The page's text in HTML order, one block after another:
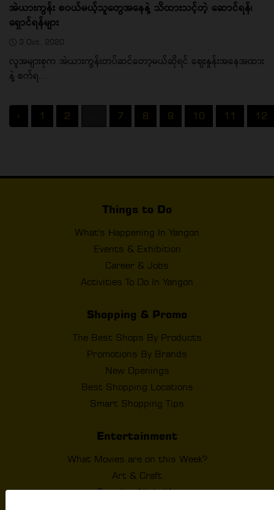
အဲယားကွန်း စဝယ်မယ့်သူတွေအနေနဲ့ သိထားသင့်တဲ့ ဆောင်ရန်၊
ရှောင်ရန်များ
3 Oct, 2020
လူအများစုက အဲယားကွန်းတပ်ဆင်တော့မယ်ဆိုရင် ဈေးနှုန်းအနေအထား
နဲ့ စက်ရ...
‹ 1 2 7 8 9 10 11 12
Things to Do
What's Happening In Yangon
Events & Exhibition
Career & Jobs
Activities To Do In Yangon
Shopping & Promo
The Best Shops By Products
Promotions By Brands
New Openings
Best Shopping Locations
Smart Shopping Tips
Entertainment
What Movies are on this Week?
Art & Craft
Trending Nightlife